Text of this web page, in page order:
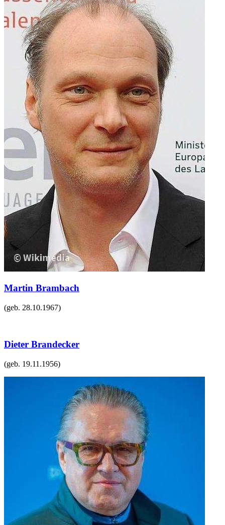
Martin Brambach
(geb. 28.10.1967)
Dieter Brandecker
(geb. 19.11.1956)